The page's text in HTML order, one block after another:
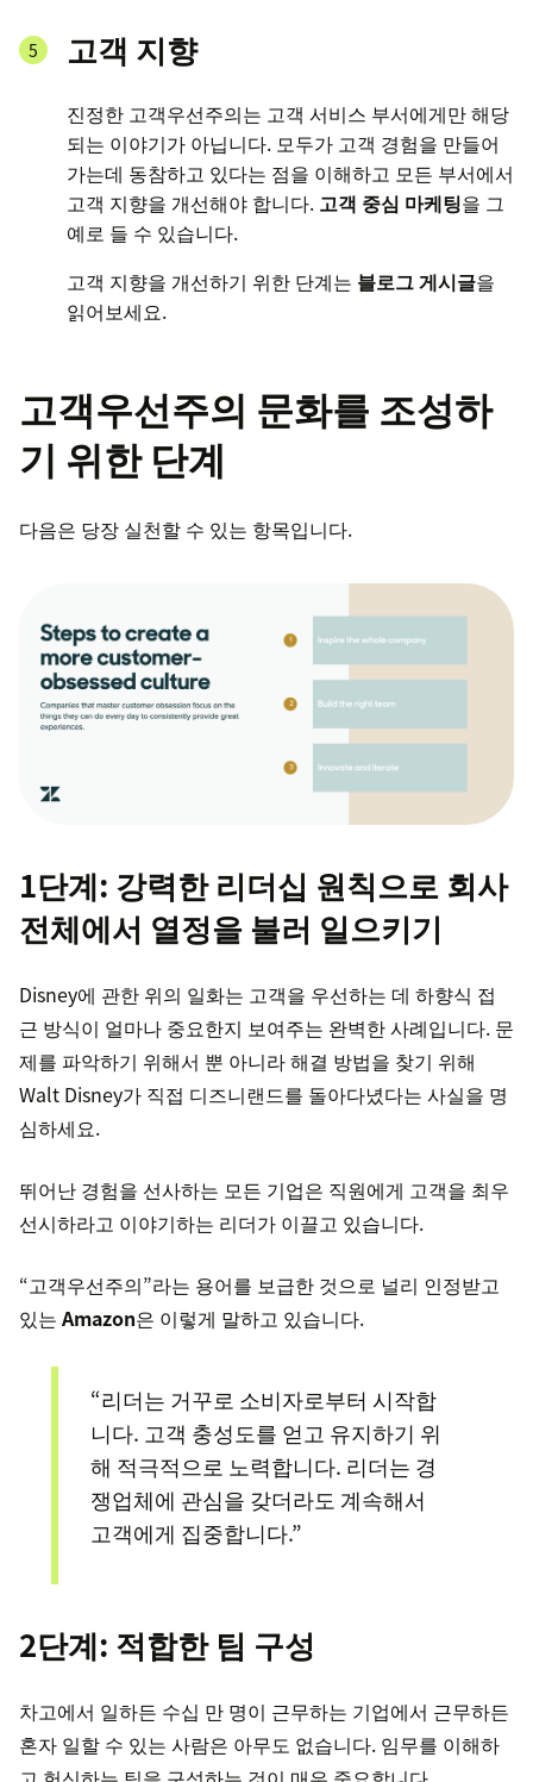
고객 지향
진정한 고객우선주의는 고객 서비스 부서에게만 해당
되는 이야기가 아닙니다. 모두가 고객 경험을 만들어
가는데 동참하고 있다는 점을 이해하고 모든 부서에서
고객 지향을 개선해야 합니다. 고객 중심 마케팅을 그
예로 들 수 있습니다.
고객 지향을 개선하기 위한 단계는 블로그 게시글을
읽어보세요.
고객우선주의 문화를 조성하
기 위한 단계
다음은 당장 실천할 수 있는 항목입니다.
1단계: 강력한 리더십 원칙으로 회사
전체에서 열정을 불러 일으키기
Disney에 관한 위의 일화는 고객을 우선하는 데 하향식 접
근 방식이 얼마나 중요한지 보여주는 완벽한 사례입니다. 문
제를 파악하기 위해서 뿐 아니라 해결 방법을 찾기 위해
Walt Disney가 직접 디즈니랜드를 돌아다녔다는 사실을 명
심하세요.
뛰어난 경험을 선사하는 모든 기업은 직원에게 고객을 최우
선시하라고 이야기하는 리더가 이끌고 있습니다.
“고객우선주의”라는 용어를 보급한 것으로 널리 인정받고
있는 Amazon은 이렇게 말하고 있습니다.
“리더는 거꾸로 소비자로부터 시작합
니다. 고객 충성도를 얻고 유지하기 위
해 적극적으로 노력합니다. 리더는 경
쟁업체에 관심을 갖더라도 계속해서
고객에게 집중합니다.”
2단계: 적합한 팀 구성
차고에서 일하든 수십 만 명이 근무하는 기업에서 근무하든
혼자 일할 수 있는 사람은 아무도 없습니다. 임무를 이해하